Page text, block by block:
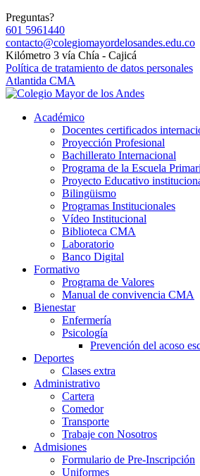
Preguntas?
601 5961440
contacto@colegiomayordelosandes.edu.co
Kilómetro 3 vía Chía - Cajicá
Política de tratamiento de datos personales
Atlantida CMA
Académico
Docentes certificados
Proyección Profesional
Bachillerato Internacional
Programa de la Escuela
Proyecto Educativo
Bilingüismo
Programas Institucionales
Vídeo Institucional
Biblioteca CMA
Laboratorio
Banco Digital
Formativo
Programa de Valores
Manual de convivencia CMA
Bienestar
Enfermería
Psicología
Prevención del acoso
Deportes
Clases extra
Administrativo
Cartera
Comedor
Transporte
Trabaje con Nosotros
Admisiones
Formulario de Pre-Inscripción
Uniformes